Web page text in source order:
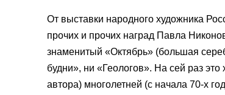
От выставки народного художника
прочих и прочих наград Павла
знаменитый «Октябрь» (большая
будни», ни «Геологов». На сей раз
автора) многолетней (с начала 70-х